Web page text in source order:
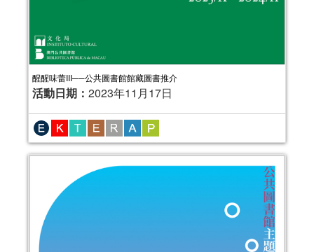
醒醒味蕾III──公共圖書館館藏圖書推介
活動日期： 2023年11月17日